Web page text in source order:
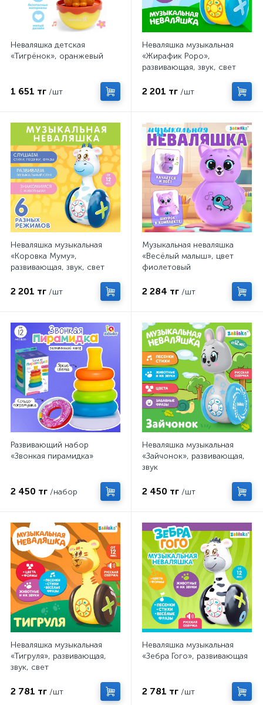
Неваляшка детская
«Тигрёнок», оранжевый
1 651 тг /шт
Неваляшка музыкальная
«Жирафик Роро»,
развивающая, звук, свет
2 201 тг /шт
Неваляшка музыкальная
«Коровка Муму»,
развивающая, звук, свет
2 201 тг /шт
Музыкальная неваляшка
«Весёлый малыш», цвет
фиолетовый
2 284 тг /шт
Развивающий набор
«Звонкая пирамидка»
2 450 тг /набор
Неваляшка музыкальная
«Зайчонок», развивающая,
звук
2 450 тг /шт
Неваляшка музыкальная
«Тигруля», развивающая,
звук, свет
2 781 тг /шт
Неваляшка музыкальная
«Зебра Гого», развивающая
2 781 тг /шт